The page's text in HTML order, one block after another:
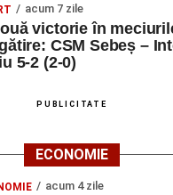
de Sebeș”
pentru copii.
2026
recreative pentru copii,
și„Pied Piper”
acum 7 zile
victorie în
CSM Sebeș –
5-2 (2-0)
PUBLICITATE
ECONOMIE
acum 4 zile